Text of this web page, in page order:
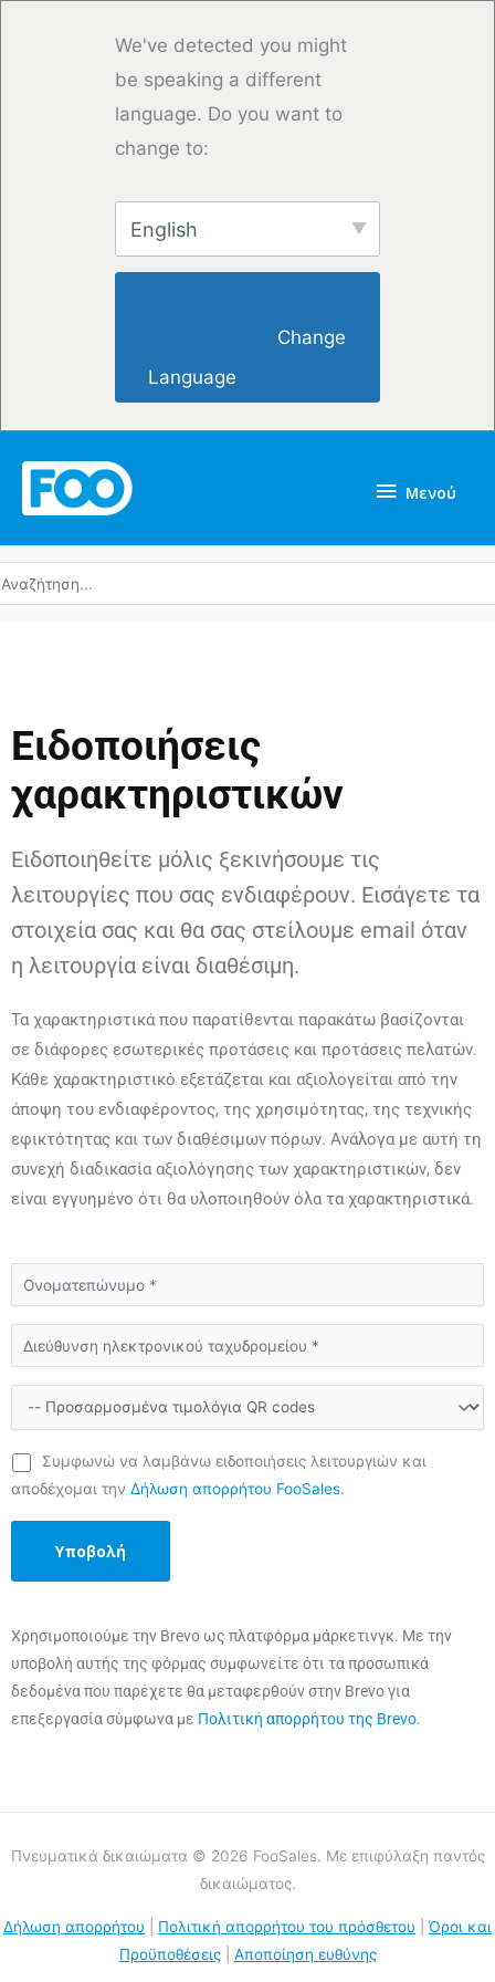
We've detected you might
be speaking a different
language. Do you want to
change to:
English
Language
Μενού
Ειδοποιήσεις
χαρακτηριστικών
Ειδοποιηθείτε μόλις ξεκινήσουμε τις
λειτουργίες που σας ενδιαφέρουν. Εισάγετε τα
στοιχεία σας και θα σας στείλουμε email όταν
η λειτουργία είναι διαθέσιμη.
Τα χαρακτηριστικά που παρατίθενται παρακάτω βασίζονται
σε διάφορες εσωτερικές προτάσεις και προτάσεις πελατών.
Κάθε χαρακτηριστικό εξετάζεται και αξιολογείται από την
άποψη του ενδιαφέροντος, της χρησιμότητας, της τεχνικής
εφικτότητας και των διαθέσιμων πόρων. Ανάλογα με αυτή τη
συνεχή διαδικασία αξιολόγησης των χαρακτηριστικών, δεν
είναι εγγυημένο ότι θα υλοποιηθούν όλα τα χαρακτηριστικά.
Συμφωνώ να λαμβάνω ειδοποιήσεις λειτουργιών και
αποδέχομαι την Δήλωση απορρήτου FooSales.
Χρησιμοποιούμε την Brevo ως πλατφόρμα μάρκετινγκ. Με την
υποβολή αυτής της φόρμας συμφωνείτε ότι τα προσωπικά
δεδομένα που παρέχετε θα μεταφερθούν στην Brevo για
επεξεργασία σύμφωνα με Πολιτική απορρήτου της Brevo.
Πνευματικά δικαιώματα © 2026 FooSales. Με επιφύλαξη παντός
δικαιώματος.
Δήλωση απορρήτου Πολιτική απορρήτου του πρόσθετου
Όροι και
Προϋποθέσεις| Αποποίηση ευθύνης